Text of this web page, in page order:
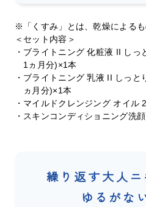
※「くすみ」とは、乾燥によるも
＜セット内容＞
・ブライトニング 化粧液 II し
1ヵ月分)×1本
・ブライトニング 乳液 II しっ
ヵ月分)×1本
・マイルドクレンジング オイル
・スキンコンディショニング洗
繰り返す大人ニ
ゆるがな